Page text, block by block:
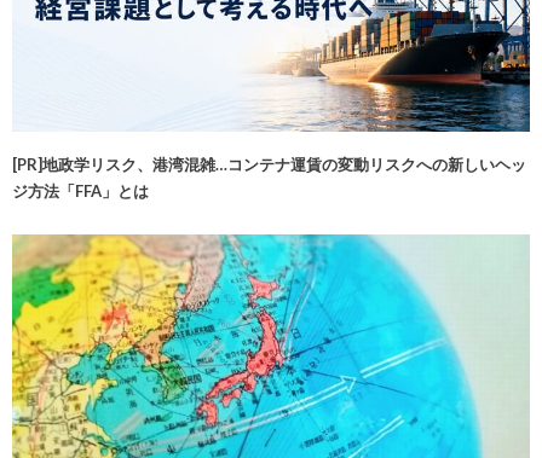
[PR]地政学リスク、港湾混雑…コンテナ運賃の変動リスクへの新しいヘッ
ジ方法「FFA」とは